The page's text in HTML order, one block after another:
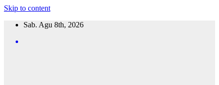
Skip to content
Sab. Agu 8th, 2026